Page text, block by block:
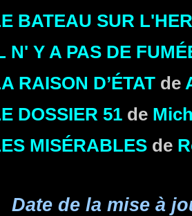
BATEAU SUR
N' Y A PAS DE
RAISON D’ÉTAT de
DOSSIER 51 de
MISÉRABLES de
Date de la mise à